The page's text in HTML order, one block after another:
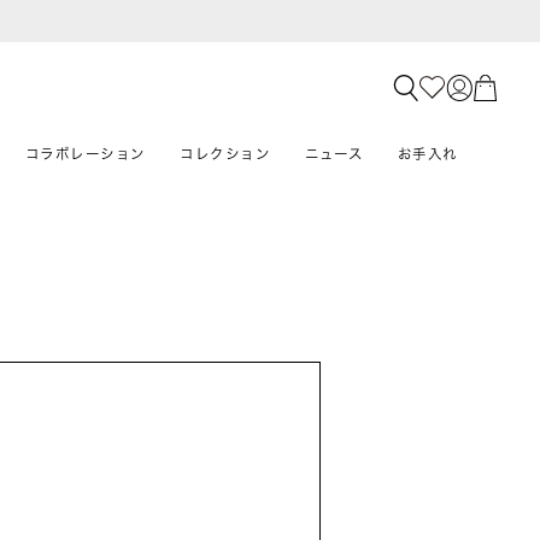
コラボレーション コレクション ニュース お手入れ